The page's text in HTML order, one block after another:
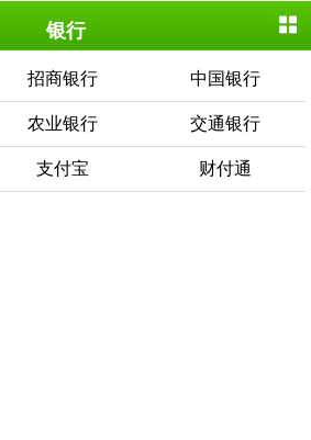
银行
招商银行 中国银行
农业银行 交通银行
支付宝 财付通